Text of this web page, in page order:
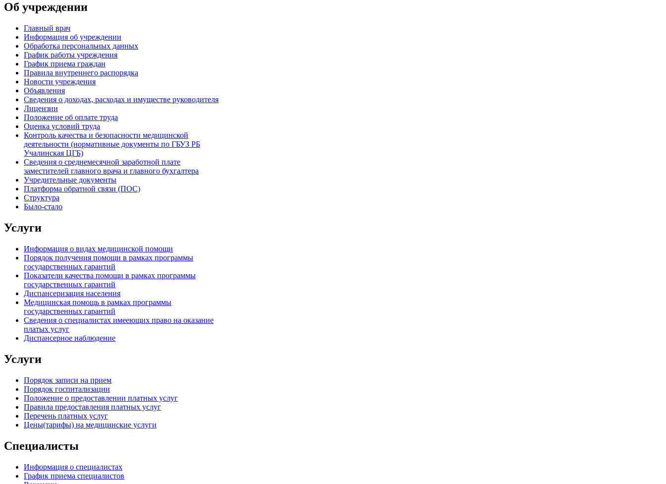
Об учреждении
Главный врач
Информация об учреждении
Обработка персональных данных
График работы учреждения
График приема граждан
Правила внутреннего распорядка
Новости учреждения
Объявления
Сведения о доходах, расходах и имуществе руководителя
Лицензии
Положение об оплате труда
Оценка условий труда
Контроль качества и безопасности медицинской
деятельности (нормативные документы по ГБУЗ РБ
Учалинская ЦГБ)
Сведения о среднемесячной заработной плате
заместителей главного врача и главного бухгалтера
Учредительные документы
Платформа обратной связи (ПОС)
Структура
Было-стало
Услуги
Информация о видах медицинской помощи
Порядок получения помощи в рамках программы
государственных гарантий
Показатели качества помощи в рамках программы
государственных гарантий
Диспансеризация населения
Медицинская помощь в рамках программы
государственных гарантий
Сведения о специалистах имееющих право на оказание
платых услуг
Диспансерное наблюдение
Услуги
Порядок записи на прием
Порядок госпитализации
Положение о предоставлении платных услуг
Правила предоставления платных услуг
Перечень платных услуг
Цены(тарифы) на медицинские услуги
Специалисты
Информация о специалистах
График приема специалистов